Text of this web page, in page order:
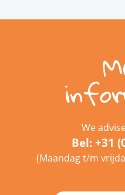
We
Bel:+31
(Maandag t/m